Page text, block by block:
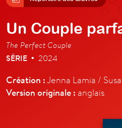
Un Couple
The Perfect Couple
SÉRIE • 2024
Création :Jenna Lamia /
Version originale : anglais